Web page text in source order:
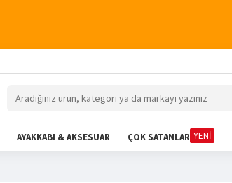
AYAKKABI & AKSESUAR ÇOK SATANLAR YENİ